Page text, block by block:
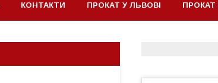
КОНТАКТИ ПРОКАТ У ЛЬВОВІ ПРОКАТ